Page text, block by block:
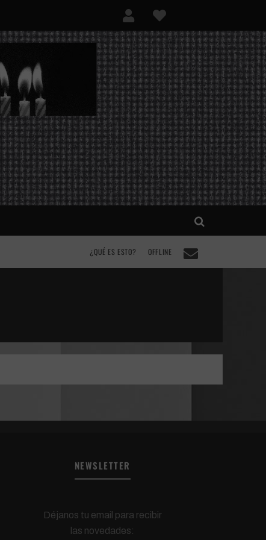
¿QUÉ ES ESTO? OFFLINE
NEWSLETTER
Déjanos tu email para recibir
las novedades: